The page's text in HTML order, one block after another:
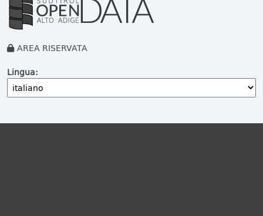
AREA RISERVATA
Lingua